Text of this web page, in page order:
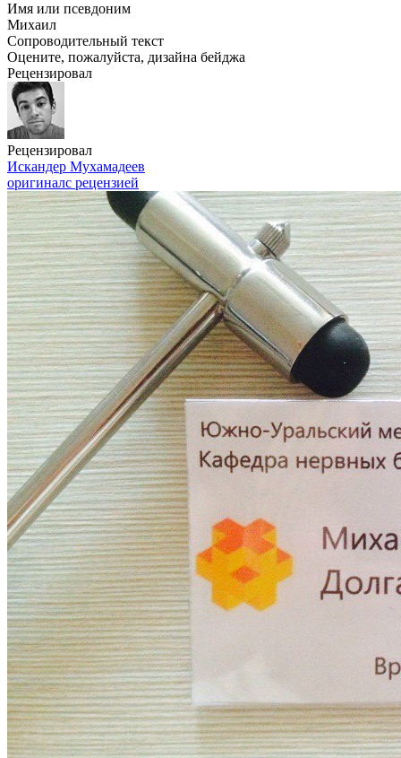
Имя или псевдоним
Михаил
Сопроводительный текст
Оцените, пожалуйста, дизайна бейджа
Рецензировал
Рецензировал
Искандер Мухамадеев
оригиналс рецензией